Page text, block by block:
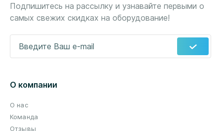
Подпишитесь на рассылку и узнавайте первыми о
самых свежих скидках на оборудование!
О компании
О нас
Команда
Отзывы